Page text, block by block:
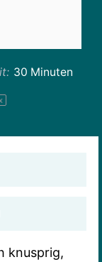
30 Minuten
knusprig,